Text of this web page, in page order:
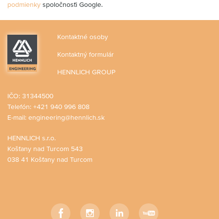
podmienky spoločnosťi Google.
Kontaktné osoby
Kontaktný formulár
HENNLICH GROUP
HENNLICH s.r.o.
Košťany nad Turcom 543
038 41 Košťany nad Turcom
IČO: 31344500
Telefón: +421 940 996 808
E-mail: engineering@hennlich.sk